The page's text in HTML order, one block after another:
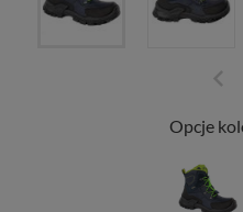
Opcje